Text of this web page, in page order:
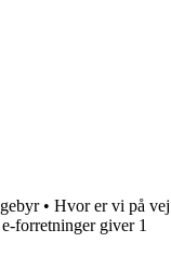
• Hvor er vi på vej
forretninger giver 1